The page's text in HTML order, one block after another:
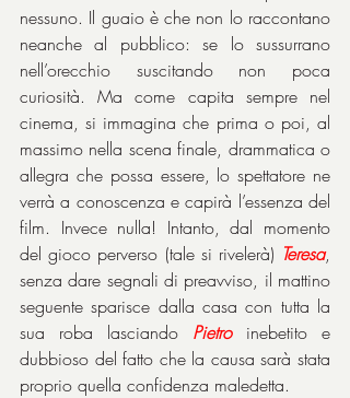
nessuno. Il guaio è che non lo raccontano
neanche al pubblico: se lo sussurrano
nell’orecchio suscitando non poca
curiosità. Ma come capita sempre nel
cinema, si immagina che prima o poi, al
massimo nella scena finale, drammatica o
allegra che possa essere, lo spettatore ne
verrà a conoscenza e capirà l’essenza del
film. Invece nulla! Intanto, dal momento
del gioco perverso (tale si rivelerà) Teresa,
senza dare segnali di preavviso, il mattino
seguente sparisce dalla casa con tutta la
sua roba lasciando Pietro inebetito e
dubbioso del fatto che la causa sarà stata
proprio quella confidenza maledetta.